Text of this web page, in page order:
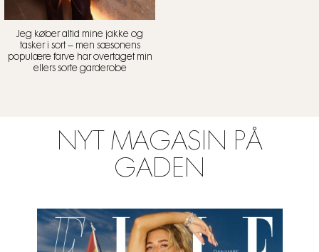
Jeg køber altid mine jakke og
tasker i sort – men sæsonens
populære farve har overtaget min
ellers sorte garderobe
NYT MAGASIN PÅ
GADEN